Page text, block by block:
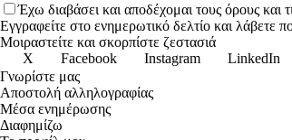
Έχω διαβάσει και αποδέχομαι τους όρους και
Εγγραφείτε στο ενημερωτικό δελτίο και λάβετε
Μοιραστείτε και σκορπίστε ζεστασιά
X
Facebook Instagram LinkedIn
Γνωρίστε μας
Αποστολή αλληλογραφίας
Μέσα ενημέρωσης
Διαφημίζω